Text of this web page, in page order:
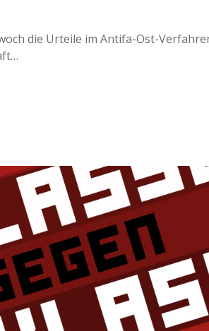
die Urteile im Antifa-Ost-